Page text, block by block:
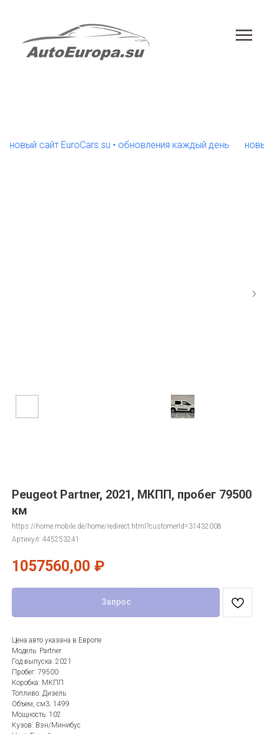
сайт EuroCars.su • обновления каждый день новый
Peugeot Partner, 2021, МКПП, пробег 79500
км
https://home.mobile.de/home/redirect.html?customerId=31432008
Артикул: 445253241
1057560,00 ₽
Запрос
Цена авто указана в Европе
Модель: Partner
Год выпуска: 2021
Пробег: 79500
Коробка: МКПП
Топливо: Дизель
Объем, см3: 1499
Мощность: 102
Кузов: Вэн/Минибус